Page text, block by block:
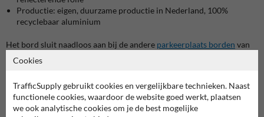
Productie: eigen, duurzame productie in Nederland, 100%
recyclebaar aluminium
Het bord sluit naadloos aan bij de andere parkeerplaats borden van
Informatiebord.nl.
Je gebruikt dit bord overal waar je een of meerdere parkeerplaatsen
exclusief wilt reserveren voor bezoekers en medewerkers van jouw
organisatie. Dat kan direct bij de entree zijn, langs de gevel of op een
Cookies
TrafficSupply gebruikt cookies en vergelijkbare technieken. Naast
functionele cookies, waardoor de website goed werkt, plaatsen
we ook analytische cookies om je de best mogelijke